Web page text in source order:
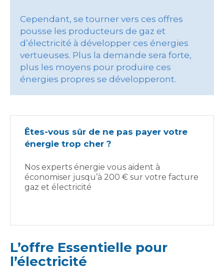
Cependant, se tourner vers ces offres
pousse les producteurs de gaz et
d’électricité à développer ces énergies
vertueuses. Plus la demande sera forte,
plus les moyens pour produire ces
énergies propres se développeront.
Êtes-vous sûr de ne pas payer votre
énergie trop cher ?
Nos experts énergie vous aident à
économiser jusqu’à 200 € sur votre facture
gaz et électricité
L’offre Essentielle pour
l’électricité